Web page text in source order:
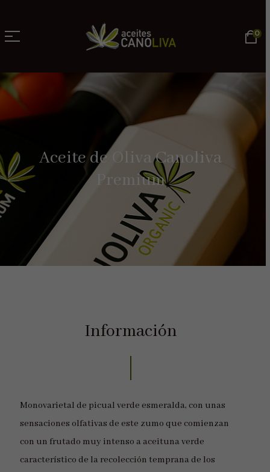
0
Aceite de Oliva Canoliva
Premium
Información
Monovarietal de picual verde esmeralda, con unas
sensaciones olfativas de este zumo que comienzan
con un frutado muy intenso a aceituna verde
característico de la recolección temprana de los